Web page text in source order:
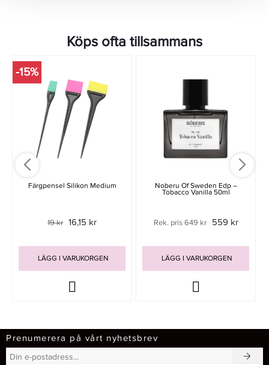
Köps ofta tillsammans
-15%
Färgpensel Silikon Medium
19 kr 16,15 kr
LÄGG I VARUKORGEN
Noberu Of Sweden Edp –
Tobacco Vanilla 50ml
Rek. pris 649 kr 559 kr
LÄGG I VARUKORGEN
Prenumerera på vårt nyhetsbrev